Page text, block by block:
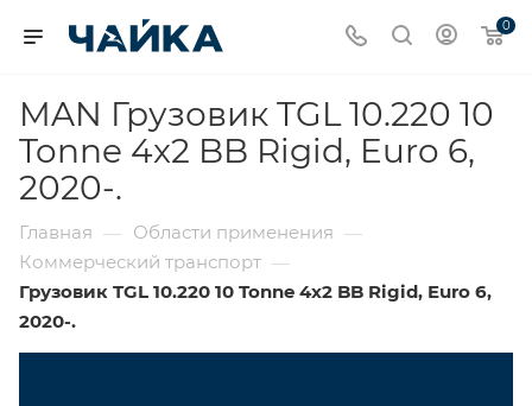
0
MAN Грузовик TGL 10.220 10
Tonne 4x2 BB Rigid, Euro 6,
2020-.
Главная — Области применения —
Коммерческий транспорт —
Грузовик TGL 10.220 10 Tonne 4x2 BB Rigid, Euro 6,
2020-.